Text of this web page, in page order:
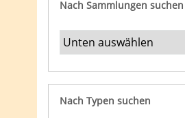
Nach Sammlungen suchen
Nach Typen suchen